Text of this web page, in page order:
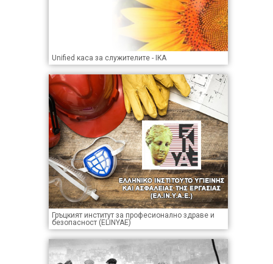
Unified каса за служителите - IKA
Гръцкият институт за професионално здраве и
безопасност (ELINYAE)